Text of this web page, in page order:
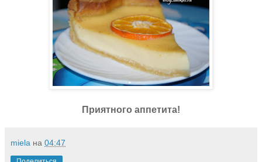
Приятного аппетита!
miela на 04:47